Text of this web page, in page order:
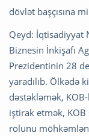
dövlət başçısına
Qeyd: İqtisadiyyat
Biznesin İnkişafı
Prezidentinin 28
yaradılıb. Ölkədə
dəstəkləmək,
iştirak etmək,
rolunu